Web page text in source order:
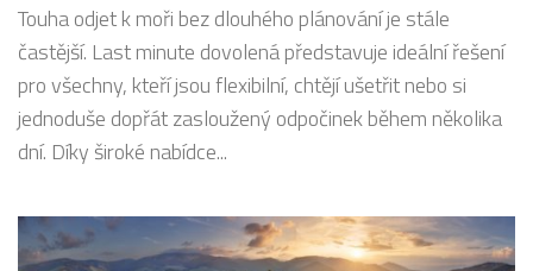
Touha odjet k moři bez dlouhého plánování je stále
častější. Last minute dovolená představuje ideální řešení
pro všechny, kteří jsou flexibilní, chtějí ušetřit nebo si
jednoduše dopřát zasloužený odpočinek během několika
dní. Díky široké nabídce...